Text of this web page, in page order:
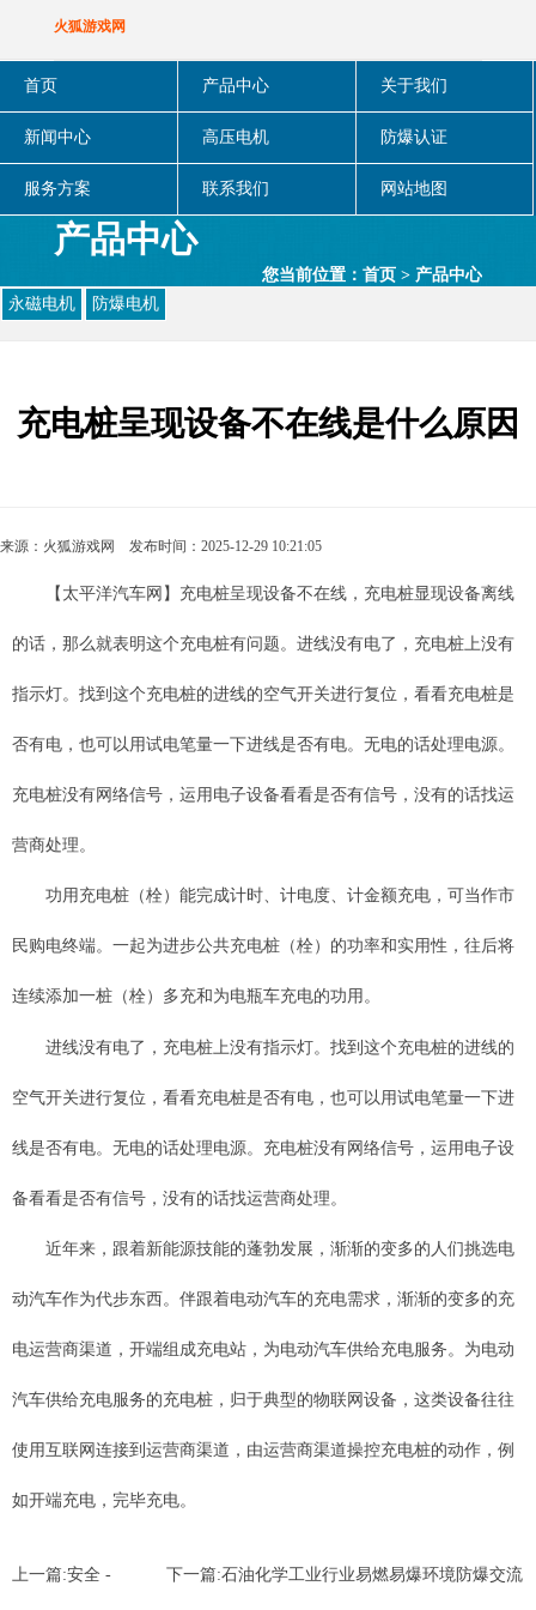
火狐游戏网
首页 产品中心 关于我们
新闻中心 高压电机 防爆认证
服务方案 联系我们 网站地图
产品中心
您当前位置：首页 > 产品中心
永磁电机
防爆电机
充电桩呈现设备不在线是什么原因
来源： 火狐游戏网 发布时间：2025-12-29 10:21:05
【太平洋汽车网】充电桩呈现设备不在线，充电桩显现设备离线
的话，那么就表明这个充电桩有问题。进线没有电了，充电桩上没有
指示灯。找到这个充电桩的进线的空气开关进行复位，看看充电桩是
否有电，也可以用试电笔量一下进线是否有电。无电的话处理电源。
充电桩没有网络信号，运用电子设备看看是否有信号，没有的话找运
营商处理。
功用充电桩（栓）能完成计时、计电度、计金额充电，可当作市
民购电终端。一起为进步公共充电桩（栓）的功率和实用性，往后将
连续添加一桩（栓）多充和为电瓶车充电的功用。
进线没有电了，充电桩上没有指示灯。找到这个充电桩的进线的
空气开关进行复位，看看充电桩是否有电，也可以用试电笔量一下进
线是否有电。无电的话处理电源。充电桩没有网络信号，运用电子设
备看看是否有信号，没有的话找运营商处理。
近年来，跟着新能源技能的蓬勃发展，渐渐的变多的人们挑选电
动汽车作为代步东西。伴跟着电动汽车的充电需求，渐渐的变多的充
电运营商渠道，开端组成充电站，为电动汽车供给充电服务。为电动
汽车供给充电服务的充电桩，归于典型的物联网设备，这类设备往往
使用互联网连接到运营商渠道，由运营商渠道操控充电桩的动作，例
如开端充电，完毕充电。
上一篇:安全 - 下一篇:石油化学工业行业易燃易爆环境防爆交流